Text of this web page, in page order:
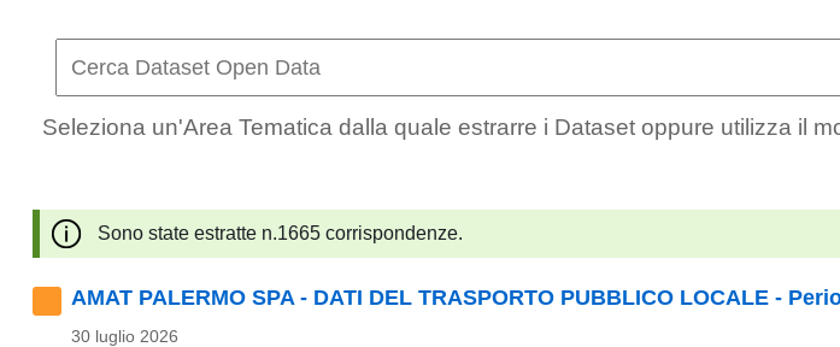
dataset
Report
Archivio
Documenti
Seleziona un'Area Tematica dalla quale estrarre i Dataset oppure utilizza il
Sono state estratte n.1665 corrispondenze.
AMAT PALERMO SPA - DATI DEL TRASPORTO PUBBLICO LOCALE -
30 luglio 2026